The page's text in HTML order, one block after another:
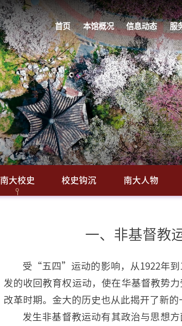
首页 本馆概况 信息动态 服
南大校史 校史钩沉 南大人物
一、非基督教
受“五四”运动的影响，从1922年到
发的收回教育权运动，使在华基督教势
改革时期。金大的历史也从此揭开了新的
发生非基督教运动有其政治与思想